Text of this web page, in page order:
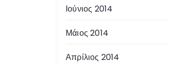
Ιούνιος 2014
Μάιος 2014
Απρίλιος 2014